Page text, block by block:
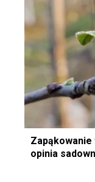
Zapąkowanie
opinia